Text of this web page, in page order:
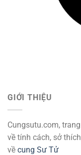
GIỚI THIỆU
Cungsutu.com,
về tính cách, sở
về cung Sư Tử